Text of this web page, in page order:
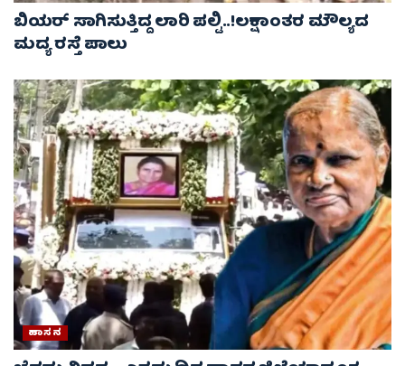
ಬಿಯರ್ ಸಾಗಿಸುತ್ತಿದ್ದ ಲಾರಿ ಪಲ್ಟಿ..!ಲಕ್ಷಾಂತರ ಮೌಲ್ಯದ
ಮದ್ಯ ರಸ್ತೆ ಪಾಲು
ಹಾಸನ